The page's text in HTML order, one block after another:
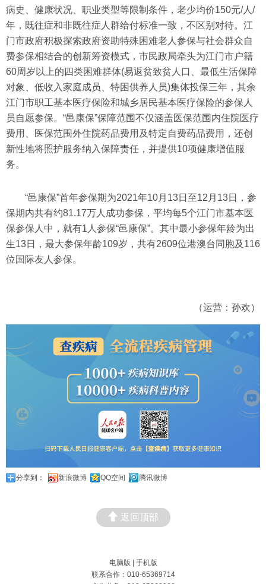
病史、健康状况、职业类型等限制条件，老少均价150元/人/
年，既往症和非既往症人群给付标准一致，不区别对待。江
门市政府积极探索政府资助特殊困难老人参保与社会群众自
费参保相结合的创新筹资模式，市民政局牵头为江门市户籍
60周岁以上的四类困难群体(易返贫致贫人口、最低生活保障
对象、低收入家庭成员、特困供养人员)集体投保三年，其余
江门市职工基本医疗保险和城乡居民基本医疗保险的参保人
员自愿参保。“邑康保”保障范围不仅涵盖医保范围内住院医疗
费用、医保范围外住院药品费用及特定自费药品费用，还创
新性地将照护服务纳入保障责任，并提供10项健康增值服
务。
“邑康保”首年参保期为2021年10月13日至12月13日，参
保期内共有约81.17万人成功参保，平均每5个江门市基本医
保参保人中，就有1人参保“邑康保”。其中最小参保年龄为出
生13日，最大参保年龄109岁，共有2609位港澳台同胞及116
位国际友人参保。
（运营：孙欢）
分享到： 新浪微博 QQ空间 腾讯微博
返回顶部
电脑版 | 手机版
联系合作：010-65369714